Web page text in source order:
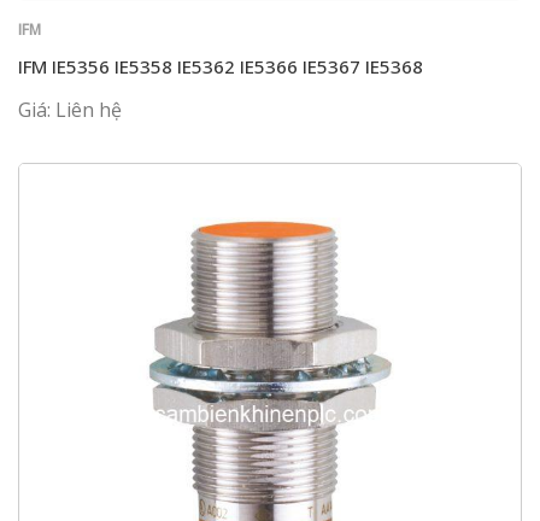
IFM
IFM IE5356 IE5358 IE5362 IE5366 IE5367 IE5368
Giá: Liên hệ